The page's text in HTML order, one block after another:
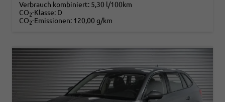
Verbrauch kombiniert: 5,30 l/100km
CO2-Klasse: D
CO2-Emissionen: 120,00 g/km